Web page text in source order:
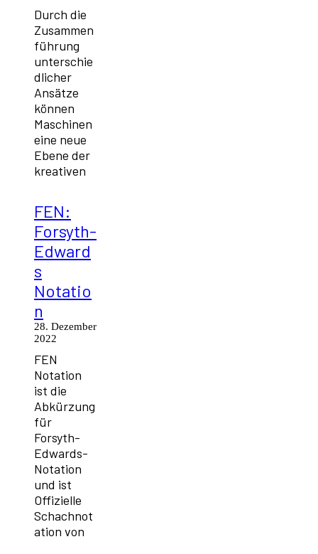
Durch die
Zusammen
führung
unterschie
dlicher
Ansätze
können
Maschinen
eine neue
Ebene der
kreativen
FEN:
Forsyth-
Edward
s
Notatio
n
28. Dezember
2022
FEN
Notation
ist die
Abkürzung
für
Forsyth-
Edwards-
Notation
und ist
Offizielle
Schachnot
ation von